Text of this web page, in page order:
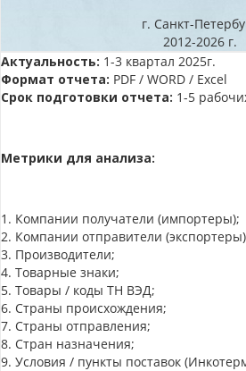
г. Санкт-
2012-2026 г.
Актуальность: 1-3 квартал 2025г.
Формат отчета: PDF / WORD / Excel
Срок подготовки отчета: 1-5
Метрики для анализа:
1. Компании получатели (импортеры);
2. Компании отправители
3. Производители;
4. Товарные знаки;
5. Товары / коды ТН ВЭД;
6. Страны происхождения;
7. Страны отправления;
8. Стран назначения;
9. Условия / пункты поставок